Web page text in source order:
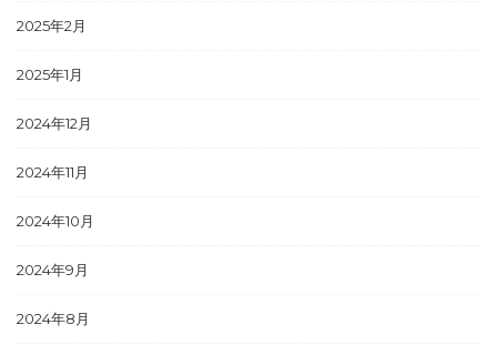
2025年2月
2025年1月
2024年12月
2024年11月
2024年10月
2024年9月
2024年8月